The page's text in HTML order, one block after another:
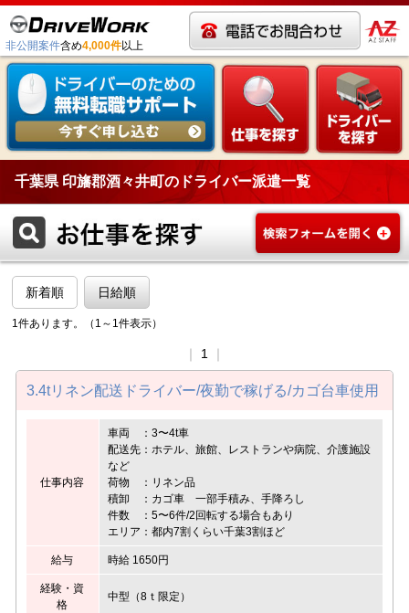
非公開案件含め4,000件以上
千葉県 印旛郡酒々井町のドライバー派遣一覧
新着順 日給順
1件あります。（1～1件表示）
1
3.4tリネン配送ドライバー/夜勤で稼げる/カゴ台車使用
仕事内容
車両 ：3〜4t車
配送先：ホテル、旅館、レストランや病院、介護施設
など
荷物 ：リネン品
積卸 ：カゴ車 一部手積み、手降ろし
件数 ：5〜6件/2回転する場合もあり
エリア：都内7割くらい千葉3割ほど
給与 時給 1650円
経験・資
格
中型（8ｔ限定）